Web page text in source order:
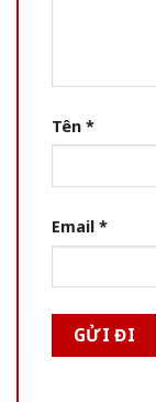
Tên *
Email *